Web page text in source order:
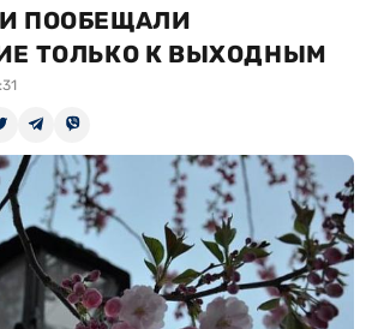
ПООБЕЩАЛИ
ТОЛЬКО К ВЫХОДНЫМ